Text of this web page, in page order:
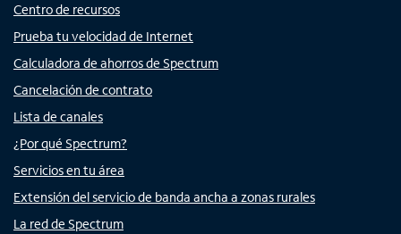
Centro de recursos
Prueba tu velocidad de Internet
Calculadora de ahorros de Spectrum
Cancelación de contrato
Lista de canales
¿Por qué Spectrum?
Servicios en tu área
Extensión del servicio de banda ancha a zonas rurales
La red de Spectrum